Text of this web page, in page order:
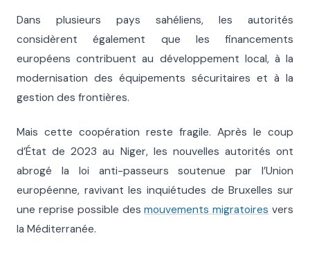
Dans plusieurs pays sahéliens, les autorités
considèrent également que les financements
européens contribuent au développement local, à la
modernisation des équipements sécuritaires et à la
gestion des frontières.
Mais cette coopération reste fragile. Après le coup
d’État de 2023 au Niger, les nouvelles autorités ont
abrogé la loi anti-passeurs soutenue par l’Union
européenne, ravivant les inquiétudes de Bruxelles sur
une reprise possible desmouvements migratoires vers
la Méditerranée.